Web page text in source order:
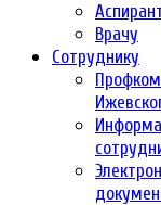
Врачу
Сотруднику